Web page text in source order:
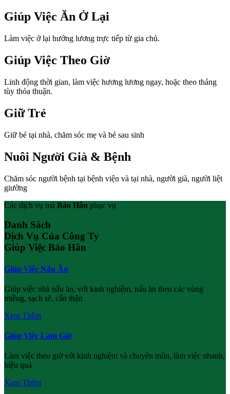
Giúp Việc Ăn Ở Lại
Làm việc ở lại hưởng lương trực tiếp từ gia chủ.
Giúp Việc Theo Giờ
Linh động thời gian, làm việc hương lương ngay, hoặc theo tháng
tùy thỏa thuận.
Giữ Trẻ
Giữ bé tại nhà, chăm sóc mẹ và bé sau sinh
Nuôi Người Già & Bệnh
Chăm sóc người bệnh tại bệnh viện và tại nhà, người già, người liệt
giường
Các dịch vụ mà Bảo Hân phục vụ
Danh Sách
Dịch Vụ Của Công Ty
Giúp Việc Bảo Hân
Giúp Việc Nấu Ăn
Giúp việc nhà nấu ăn, với kinh nghiệm, nấu ăn theo các vùng
miềng, sạch sẽ, cẩn thận
Xem Thêm
Giúp Việc Làm Giờ
Làm việc theo giờ với kinh nghiệm và chuyên môn, làm việc nhanh,
hiệu quả
Xem Thêm